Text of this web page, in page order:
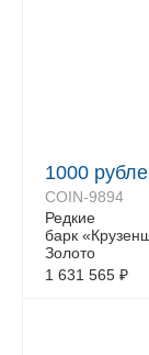
1000
COIN-9894
Редкие
барк
Золото
1 631 565 ₽